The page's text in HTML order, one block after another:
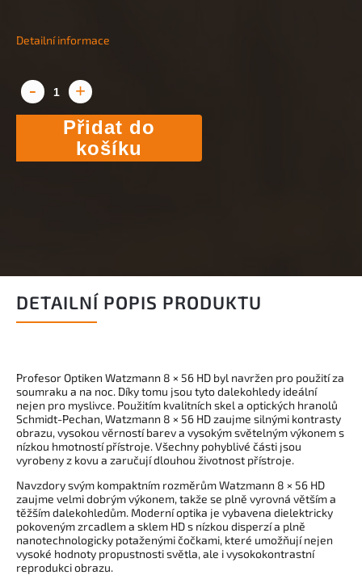
Přidat do
košíku
Detailní informace
DETAILNÍ POPIS PRODUKTU
Profesor Optiken Watzmann 8 × 56 HD byl navržen pro použití za
soumraku a na noc. Díky tomu jsou tyto dalekohledy ideální
nejen pro myslivce. Použitím kvalitních skel a optických hranolů
Schmidt-Pechan, Watzmann 8 × 56 HD zaujme silnými kontrasty
obrazu, vysokou věrností barev a vysokým světelným výkonem s
nízkou hmotností přístroje. Všechny pohyblivé části jsou
vyrobeny z kovu a zaručují dlouhou životnost přístroje.
Navzdory svým kompaktním rozměrům Watzmann 8 × 56 HD
zaujme velmi dobrým výkonem, takže se plně vyrovná větším a
těžším dalekohledům. Moderní optika je vybavena dielektricky
pokoveným zrcadlem a sklem HD s nízkou disperzí a plně
nanotechnologicky potaženými čočkami, které umožňují nejen
vysoké hodnoty propustnosti světla, ale i vysokokontrastní
reprodukci obrazu.